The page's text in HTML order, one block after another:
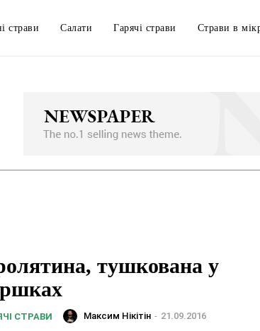
страви Салати Гарячі страви Страви в
тушкована у
СТРАВИ Максим Нікітін - 21.09.2016